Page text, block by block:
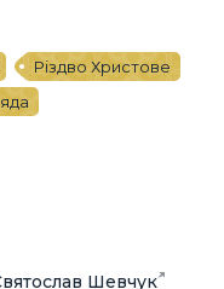
Різдво Христове
Шевчук